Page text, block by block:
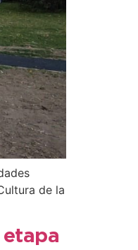
de la
etapa